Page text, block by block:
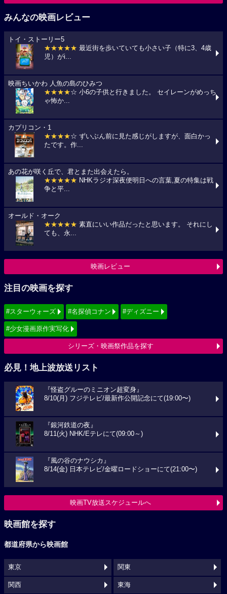
みんなの映画レビュー
トイ・ストーリー5
★★★★★ 最近街を歩いていても小さい子（特に3、4歳
児）がi...
映画ちいかわ 人魚の島のひみつ
★★★★☆ 小6の子供と行きました。 セイレーンがめっち
ゃ怖か...
カプリコン・1
★★★★☆ ずいぶん前に見た感じがしますが、面白かっ
たです。作...
あの花が咲く丘で、君とまた出会えたら。
★★★★★ NHKラジオ深夜便明日への言葉,夏の特集は戦
争と平...
オールド・オーク
★★★★★ 素直にいい作品だったと思います。 それにし
ても、永...
映画レビュー
注目の映画を探す
#スターウォーズ #名探偵コナン #ディズニー
#少女漫画原作実写化
シリーズ・映画祭作品を探す
必見！地上波放送リスト
『怪盗グルーのミニオン超変身』
8/10(月) フジテレビ/最新作公開記念にて(19:00〜)
『銀河鉄道の夜』
8/11(火) NHK/Eテレにて(09:00～)
『風の谷のナウシカ』
8/14(金) 日本テレビ/金曜ロードショーにて(21:00〜)
映画TV放送スケジュールへ
映画館を探す
都道府県から映画館
東京 関東
関西 東海